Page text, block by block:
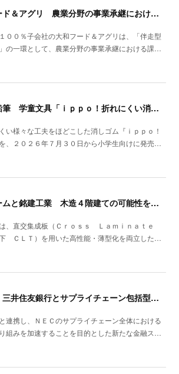
【流 通】大和フード＆アグリ 農業分野の事業承継における支援サービスを開始
００％子会社の大和フード＆アグリは、「伴走型
の一環として、農業分野の事業承継における課…
【流 通】トンボ鉛筆 学童文具「ｉｐｐｏ！折れにくい消しゴム」発売
い様々な工夫をほどこした消しゴム『ｉｐｐｏ！
、２０２６年７月３０日から小学生向けに発売…
【流 通】三井ホームと銘建工業 木造４階建ての可能性を広げる遮音床構造を開発
、直交集成板（Ｃｒｏｓｓ Ｌａｍｉｎａｔｅ
ＣＬＴ）を用いた高性能・薄型化を両立した…
【流 通】ＮＥＣ 三井住友銀行とサプライチェーン包括型のファイナンススキーム策定
連携し、ＮＥＣのサプライチェーン全体における
組みを加速することを目的とした新たな金融ス…